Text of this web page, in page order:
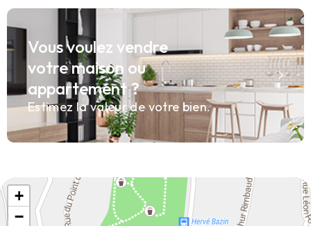
Vous voulez vendre
votre maison ou
appartement ?
Estimez la valeur de votre bien.
+
−